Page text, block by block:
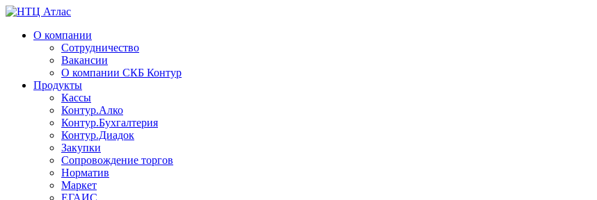
О компании
Сотрудничество
Вакансии
О компании СКБ Контур
Продукты
Кассы
Контур.Алко
Контур.Бухгалтерия
Контур.Диадок
Закупки
Сопровождение торгов
Норматив
Маркет
ЕГАИС